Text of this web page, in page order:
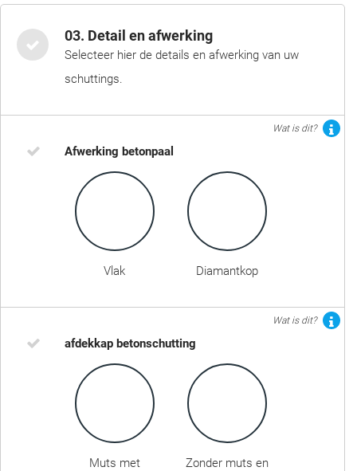
03. Detail en afwerking
Selecteer hier de details en afwerking van uw
schuttings.
Wat is dit?
Afwerking betonpaal
Vlak Diamantkop
Wat is dit?
afdekkap betonschutting
Muts met
Zonder muts en